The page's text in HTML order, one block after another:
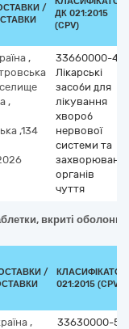
/
ДК 021:2015
(CPV)
,
селище
,
,134
33660000-4
Лікарські
засоби для
лікування
хвороб
нервової
системи та
захворювань
органів
чуття
вкриті
/
КЛАСИФІКАТОР
021:2015 (CPV)
,
33630000-5